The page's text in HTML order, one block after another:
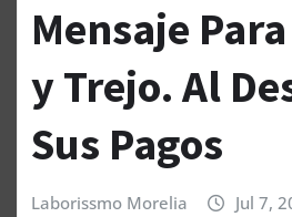
Mensaje
y Trejo. Al
Sus Pagos
Laborissmo Morelia Jul 7,